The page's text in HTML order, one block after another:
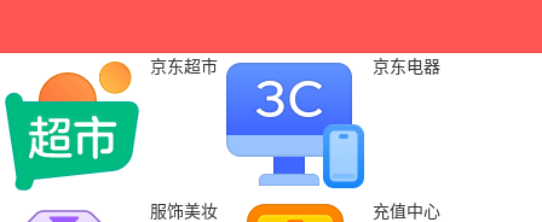
京东超市 京东电器
服饰美妆 充值中心